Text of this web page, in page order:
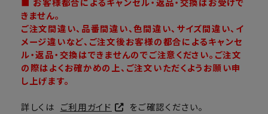
■ お客様都合によるキャンセル・返品・交換はお受けで
きません。
ご注文間違い、品番間違い、色間違い、サイズ間違い、イ
メージ違いなど、ご注文後お客様の都合によるキャンセ
ル・返品・交換はできませんのでご注意ください。ご注文
の際はよくお確かめの上、ご注文いただくようお願い申
し上げます。
詳しくは ご利用ガイド をご確認ください。